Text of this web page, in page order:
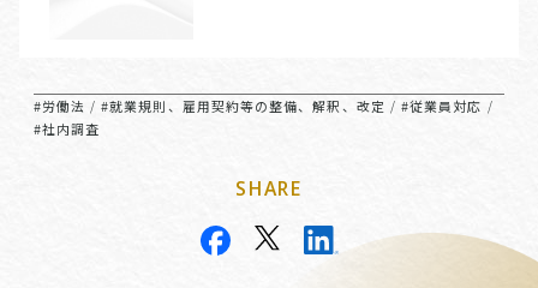
#労働法 /#就業規則、雇用契約等の整備、解釈、改定 /#従業員対応 /
#社内調査
SHARE